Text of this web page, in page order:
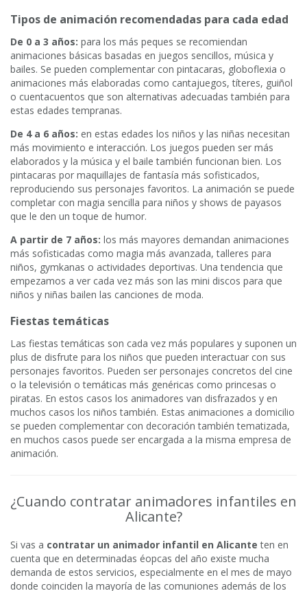
Tipos de animación recomendadas para cada edad
De 0 a 3 años: para los más peques se recomiendan
animaciones básicas basadas en juegos sencillos, música y
bailes. Se pueden complementar con pintacaras, globoflexia o
animaciones más elaboradas como cantajuegos, títeres, guiñol
o cuentacuentos que son alternativas adecuadas también para
estas edades tempranas.
De 4 a 6 años: en estas edades los niños y las niñas necesitan
más movimiento e interacción. Los juegos pueden ser más
elaborados y la música y el baile también funcionan bien. Los
pintacaras por maquillajes de fantasía más sofisticados,
reproduciendo sus personajes favoritos. La animación se puede
completar con magia sencilla para niños y shows de payasos
que le den un toque de humor.
A partir de 7 años: los más mayores demandan animaciones
más sofisticadas como magia más avanzada, talleres para
niños, gymkanas o actividades deportivas. Una tendencia que
empezamos a ver cada vez más son las mini discos para que
niños y niñas bailen las canciones de moda.
Fiestas temáticas
Las fiestas temáticas son cada vez más populares y suponen un
plus de disfrute para los niños que pueden interactuar con sus
personajes favoritos. Pueden ser personajes concretos del cine
o la televisión o temáticas más genéricas como princesas o
piratas. En estos casos los animadores van disfrazados y en
muchos casos los niños también. Estas animaciones a domicilio
se pueden complementar con decoración también tematizada,
en muchos casos puede ser encargada a la misma empresa de
animación.
¿Cuando contratar animadores infantiles en
Alicante?
Si vas a contratar un animador infantil en Alicante ten en
cuenta que en determinadas éopcas del año existe mucha
demanda de estos servicios, especialmente en el mes de mayo
donde coinciden la mayoría de las comuniones además de los